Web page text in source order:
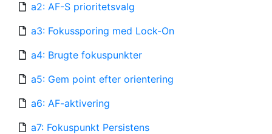
a2: AF-S prioritetsvalg
a3: Fokussporing med Lock-On
a4: Brugte fokuspunkter
a5: Gem point efter orientering
a6: AF-aktivering
a7: Fokuspunkt Persistens